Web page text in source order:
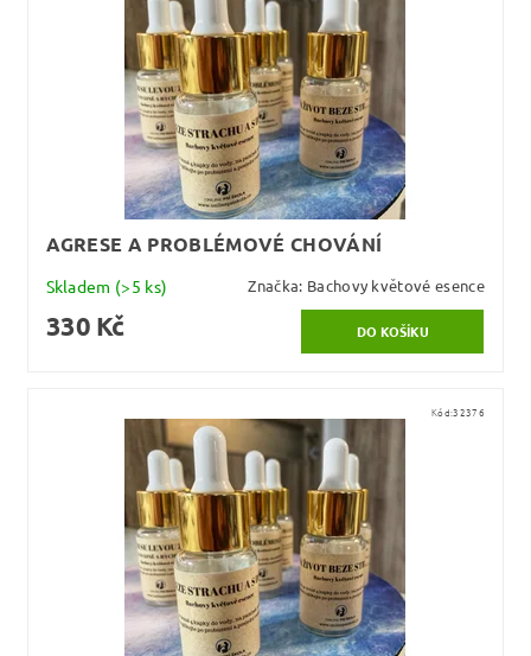
AGRESE A PROBLÉMOVÉ CHOVÁNÍ
Skladem (>5 ks) Značka: Bachovy květové esence
330 Kč
Kód:32376